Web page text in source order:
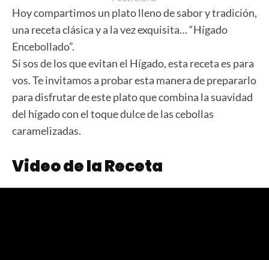
Hoy compartimos un plato lleno de sabor y tradición,
una receta clásica y a la vez exquisita… “Hígado
Encebollado”.
Si sos de los que evitan el Hígado, esta receta es para
vos. Te invitamos a probar esta manera de prepararlo
para disfrutar de este plato que combina la suavidad
del hígado con el toque dulce de las cebollas
caramelizadas.
Video de la Receta